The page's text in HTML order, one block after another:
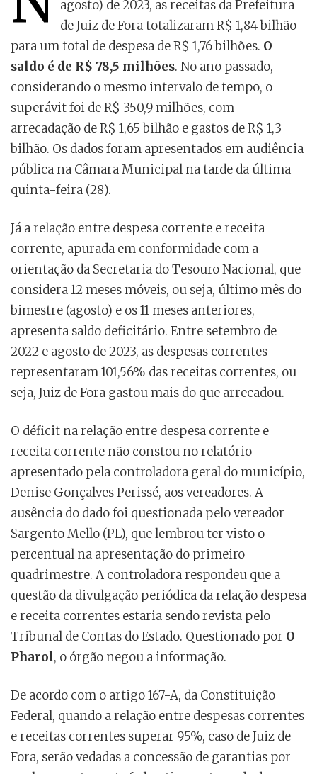
agosto) de 2023, as receitas da Prefeitura
de Juiz de Fora totalizaram R$ 1,84 bilhão
para um total de despesa de R$ 1,76 bilhões. O
saldo é de R$ 78,5 milhões. No ano passado,
considerando o mesmo intervalo de tempo, o
superávit foi de R$ 350,9 milhões, com
arrecadação de R$ 1,65 bilhão e gastos de R$ 1,3
bilhão. Os dados foram apresentados em audiência
pública na Câmara Municipal na tarde da última
quinta-feira (28).
Já a relação entre despesa corrente e receita
corrente, apurada em conformidade com a
orientação da Secretaria do Tesouro Nacional, que
considera 12 meses móveis, ou seja, último mês do
bimestre (agosto) e os 11 meses anteriores,
apresenta saldo deficitário. Entre setembro de
2022 e agosto de 2023, as despesas correntes
representaram 101,56% das receitas correntes, ou
seja, Juiz de Fora gastou mais do que arrecadou.
O déficit na relação entre despesa corrente e
receita corrente não constou no relatório
apresentado pela controladora geral do município,
Denise Gonçalves Perissé, aos vereadores. A
ausência do dado foi questionada pelo vereador
Sargento Mello (PL), que lembrou ter visto o
percentual na apresentação do primeiro
quadrimestre. A controladora respondeu que a
questão da divulgação periódica da relação despesa
e receita correntes estaria sendo revista pelo
Tribunal de Contas do Estado. Questionado por O
Pharol, o órgão negou a informação.
De acordo com o artigo 167-A, da Constituição
Federal, quando a relação entre despesas correntes
e receitas correntes superar 95%, caso de Juiz de
Fora, serão vedadas a concessão de garantias por